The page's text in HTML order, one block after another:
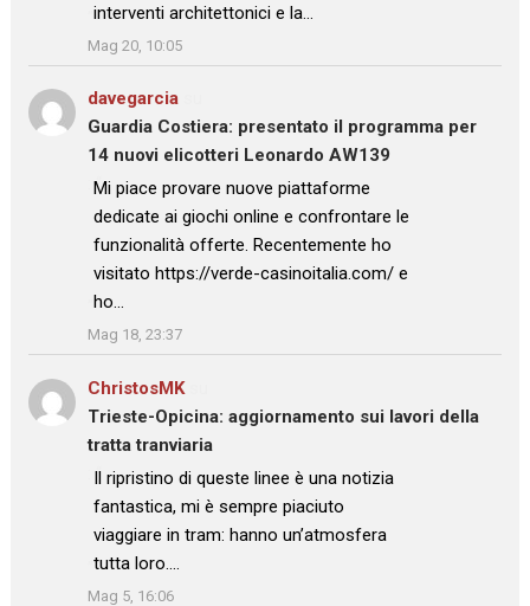
interventi architettonici e la…
”
Mag 20, 10:05
davegarcia
Guardia Costiera: presentato il programma per
14 nuovi elicotteri Leonardo AW139
: “
Mi piace provare nuove piattaforme
dedicate ai giochi online e confrontare le
funzionalità offerte. Recentemente ho
visitato https://verde-casinoitalia.com/ e
ho…
”
Mag 18, 23:37
ChristosMKsu
Trieste-Opicina: aggiornamento sui lavori della
tratta tranviaria
: “
Il ripristino di queste linee è una notizia
fantastica, mi è sempre piaciuto
viaggiare in tram: hanno un’atmosfera
tutta loro.…
”
Mag 5, 16:06